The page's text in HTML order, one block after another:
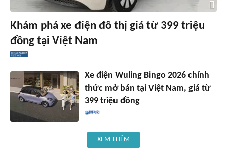
Khám phá xe điện đô thị giá từ 399 triệu
đồng tại Việt Nam
Xe điện Wuling Bingo 2026 chính
thức mở bán tại Việt Nam, giá từ
399 triệu đồng
XEM THÊM